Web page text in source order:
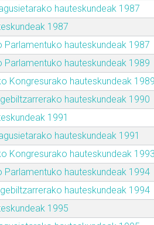
hauteskundeak 1987
1987
Parlamentuko hauteskundeak 1987
Parlamentuko hauteskundeak 1989
Kongresurako hauteskundeak 1989
hauteskundeak 1990
1991
hauteskundeak 1991
Kongresurako hauteskundeak 1993
Parlamentuko hauteskundeak 1994
hauteskundeak 1994
1995